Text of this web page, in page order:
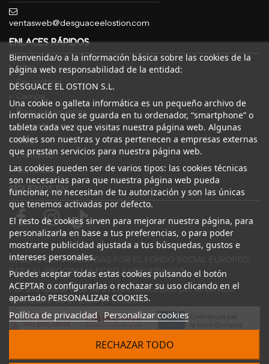
ventasweb@desguaceelostion.com
ENLACES RÁPIDOS
Inicio
Recambios
Bajas y tasaciones
Sobre Nosotros
Blog
Contacto
Canal Ético
Bienvenida/o a la información básica sobre las cookies de la
página web responsabilidad de la entidad:
DESGUACE EL OSTION S.L.
Una cookie o galleta informática es un pequeño archivo de
información que se guarda en tu ordenador, “smartphone” o
tableta cada vez que visitas nuestra página web. Algunas
cookies son nuestras y otras pertenecen a empresas externas
que prestan servicios para nuestra página web.
Las cookies pueden ser de varios tipos: las cookies técnicas
son necesarias para que nuestra página web pueda
funcionar, no necesitan de tu autorización y son las únicas
que tenemos activadas por defecto.
El resto de cookies sirven para mejorar nuestra página, para
personalizarla en base a tus preferencias, o para poder
mostrarte publicidad ajustada a tus búsquedas, gustos e
intereses personales.
Puedes aceptar todas estas cookies pulsando el botón
ACEPTAR o configurarlas o rechazar su uso clicando en el
apartado PERSONALIZAR COOKIES.
Política de privacidad Personalizar cookies
RECHAZAR TODO
SÍGUENOS EN
AYUDAS COFINANCIADAS POR EL FONDO SOCIAL EUROPEO
PARA EL PROGRAMA ECOGJU/2023/1143/03
Por un importe total de 27.216 € concedido por el Servicio
Valenciano de Empleo y Formación.